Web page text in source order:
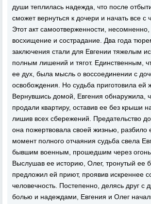
души теплилась надежда, что после
сможет вернуться к дочери и начать все с
Этот акт самоотверженности,
восхищение и сострадание. Два года
заключения стали для Евгении тяжелым
полным лишений и тягот. Единственным,
ее дух, была мысль о воссоединении с
освобождения. Но судьба приготовила ей
Вернувшись домой, Евгения обнаружила,
продали квартиру, оставив ее без крыши
лишив всех сбережений. Предательство
она пожертвовала своей жизнью, разбило
момент полного отчаяния судьба свела
бывшим военным, прошедшим через огонь
Выслушав ее историю, Олег, тронутый ее
предложил ей приют, проявив искреннее
человечность. Постепенно, делясь друг с
болью и надеждами, Евгения и Олег